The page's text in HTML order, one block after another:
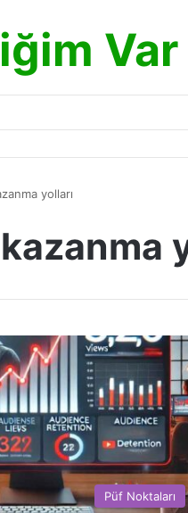
Var
yolları
Püf Noktaları